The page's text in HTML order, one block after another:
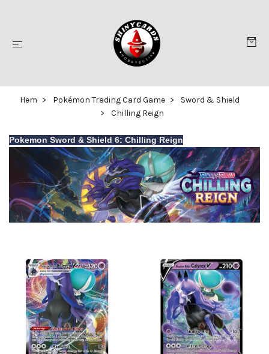
Hem Pokémon Trading Card Game
Sword & Shield
Chilling Reign
Pokemon Sword & Shield 6: Chilling Reign